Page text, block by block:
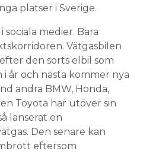
platser i Sverige.
medier. Bara
Vätgasbilen
den sorts elbil som
i år och nästa kommer nya
andra BMW, Honda,
Toyota har utöver sin
lanserat en
Den senare kan
eftersom